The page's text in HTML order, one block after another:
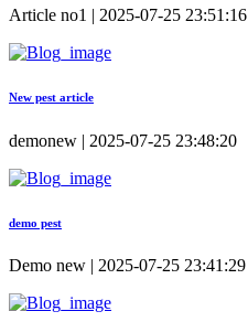
Article no1 | 2025-07-25 23:51:16
New pest article
demonew | 2025-07-25 23:48:20
demo pest
Demo new | 2025-07-25 23:41:29